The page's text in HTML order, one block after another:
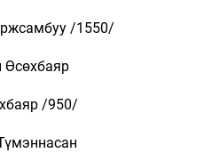
/1550/
/950/